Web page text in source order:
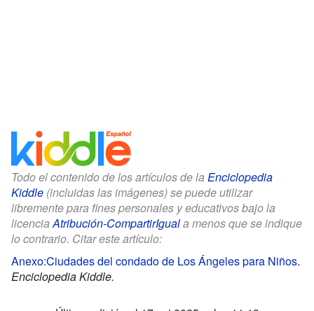
Todo el contenido de los artículos de la Enciclopedia
Kiddle (incluidas las imágenes) se puede utilizar
libremente para fines personales y educativos bajo la
licenciaAtribución-CompartirIguala menos que se indique
lo contrario. Citar este artículo:
Anexo:Ciudades del condado de Los Ángeles para Niños.
Enciclopedia Kiddle.